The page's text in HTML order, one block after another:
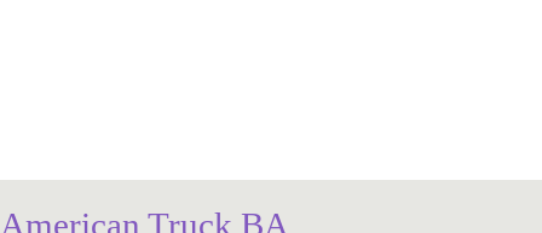
American Truck BA